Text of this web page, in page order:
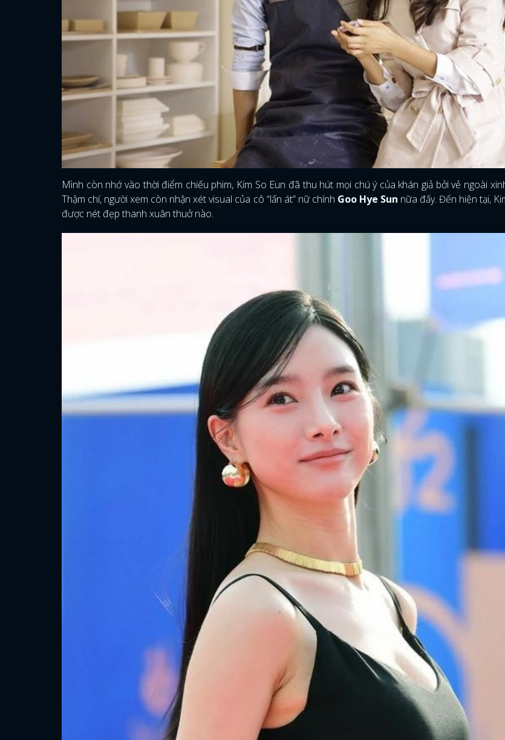
Mình còn nhớ vào thời điểm chiếu phim, Kim So Eun đã thu hút mọi chú ý của khán giả bởi vẻ ngoài
Thậm chí, người xem còn nhận xét visual của cô “lấn át” nữ chính Goo Hye Sun nữa đấy. Đến hiện tại,
được nét đẹp thanh xuân thuở nào.